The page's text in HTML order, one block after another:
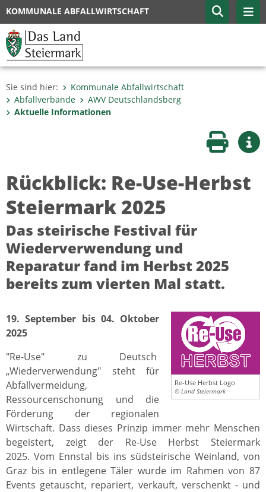
KOMMUNALE ABFALLWIRTSCHAFT
Sie sind hier:
Kommunale Abfallwirtschaft
Abfallverbände
AWV Deutschlandsberg
Aktuelle Informationen
Seite
Rückblick: Re-Use-Herbst
Steiermark 2025
Das steirische Festival für
Wiederverwendung und
Reparatur fand im Herbst 2025
bereits zum vierten Mal statt.
Re-Use Herbst Logo
© Land Steiermark
19. September bis 04. Oktober
2025
"Re-Use" zu Deutsch
„Wiederverwendung" steht für
Abfallvermeidung,
Ressourcenschonung und die
Förderung der regionalen
Wirtschaft. Dass dieses Prinzip immer mehr Menschen
begeistert, zeigt der Re-Use Herbst Steiermark
2025. Vom Ennstal bis ins südsteirische Weinland, von
Graz bis in entlegene Täler wurde im Rahmen von 87
Events getauscht, repariert, verkauft, verschenkt - und